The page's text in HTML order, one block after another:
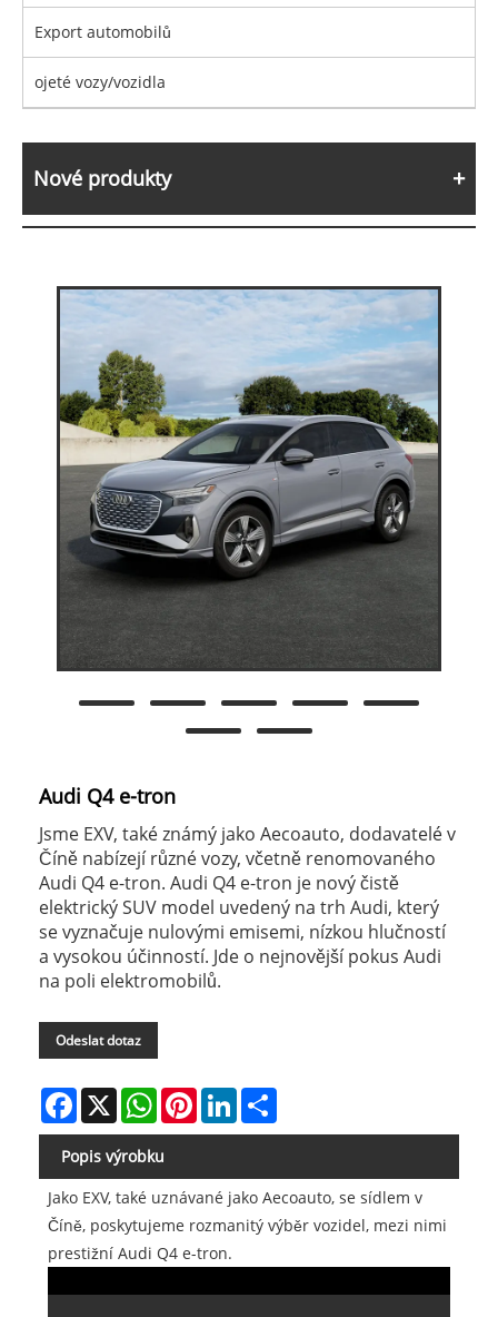
Export automobilů
ojeté vozy/vozidla
Nové produkty
Audi Q4 e-tron
Jsme EXV, také známý jako Aecoauto, dodavatelé v
Číně nabízejí různé vozy, včetně renomovaného
Audi Q4 e-tron. Audi Q4 e-tron je nový čistě
elektrický SUV model uvedený na trh Audi, který
se vyznačuje nulovými emisemi, nízkou hlučností
a vysokou účinností. Jde o nejnovější pokus Audi
na poli elektromobilů.
Odeslat dotaz
Facebook
X WhatsAppPinterestLinkedIn
Popis výrobku
Jako EXV, také uznávané jako Aecoauto, se sídlem v
Číně, poskytujeme rozmanitý výběr vozidel, mezi nimi
prestižní Audi Q4 e-tron.